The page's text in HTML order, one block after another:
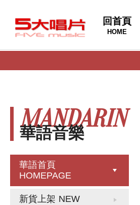
回首頁
HOME
華語音樂
MANDARIN
華語首頁
HOMEPAGE
新貨上架 NEW